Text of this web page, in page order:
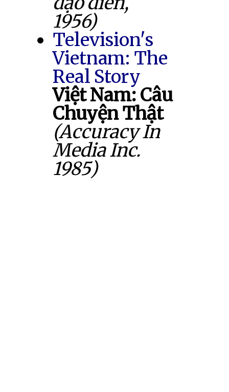
1956)
Television's
Vietnam: The
Real Story
Việt Nam: Câu
Chuyện Thật
(Accuracy In
Media Inc.
1985)